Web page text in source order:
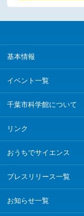
基本情報
イベント一覧
千葉市科学館について
リンク
おうちでサイエンス
プレスリリース一覧
お知らせ一覧